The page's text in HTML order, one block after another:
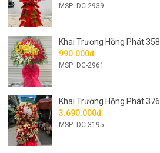
MSP: DC-2939
Khai Trương Hồng Phát 358
990.000đ
MSP: DC-2961
Khai Trương Hồng Phát 376
3.690.000đ
MSP: DC-3195